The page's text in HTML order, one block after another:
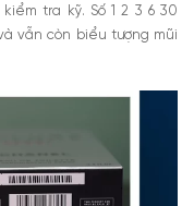
tra kỹ. Số 1 2 3 6 30
vẫn còn biểu tượng mũi